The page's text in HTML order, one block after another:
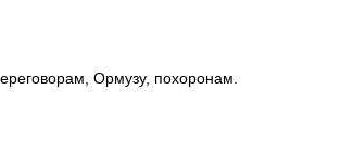
Ормузу, похоронам.